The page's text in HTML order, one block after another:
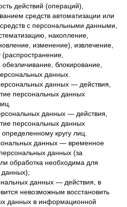
действий (операций),
средств автоматизации или
с персональными данными,
накопление,
изменение), извлечение,
блокирование,
данных.
данных — действия,
персональных данных
данных — действия,
персональных данных
кругу лиц.
данных — временное
данных (за
обработка необходима для
данных);
данных — действия, в
невозможным восстановить
данных в информационной